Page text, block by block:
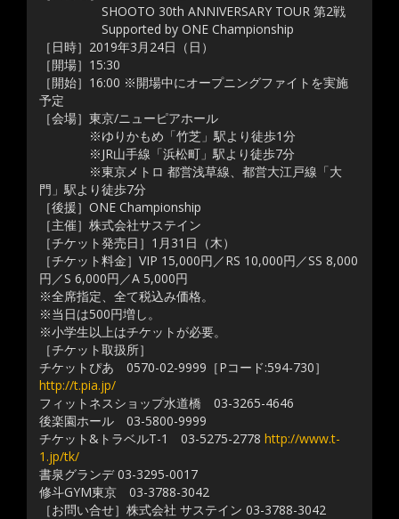
SHOOTO 30th ANNIVERSARY TOUR 第2戦
Supported by ONE Championship
［日時］2019年3月24日（日）
［開場］15:30
［開始］16:00 ※開場中にオープニングファイトを実施
予定
［会場］東京/ニューピアホール
※ゆりかもめ「竹芝」駅より徒歩1分
※JR山手線「浜松町」駅より徒歩7分
※東京メトロ 都営浅草線、都営大江戸線「大
門」駅より徒歩7分
［後援］ONE Championship
［主催］株式会社サステイン
［チケット発売日］1月31日（木）
［チケット料金］VIP 15,000円／RS 10,000円／SS 8,000
円／S 6,000円／A 5,000円
※全席指定、全て税込み価格。
※当日は500円増し。
※小学生以上はチケットが必要。
［チケット取扱所］
チケットぴあ 0570-02-9999［Pコード:594-730］
http://t.pia.jp/
フィットネスショップ水道橋 03-3265-4646
後楽園ホール 03-5800-9999
チケット&トラベルT-1 03-5275-2778 http://www.t-
1.jp/tk/
書泉グランデ 03-3295-0017
修斗GYM東京 03-3788-3042
［お問い合せ］株式会社 サステイン 03-3788-3042